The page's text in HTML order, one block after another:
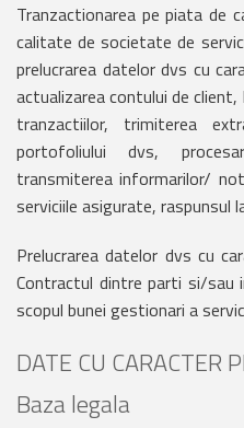
Tranzactionarea pe piata de
calitate de societate de
prelucrarea datelor dvs cu
actualizarea contului de
tranzactiilor, trimiterea
portofoliului dvs,
transmiterea informarilor/
serviciile asigurate, raspunsul
Prelucrarea datelor dvs cu
Contractul dintre parti si/sau
scopul bunei gestionari a
DATE CU CARACTER
Baza legala